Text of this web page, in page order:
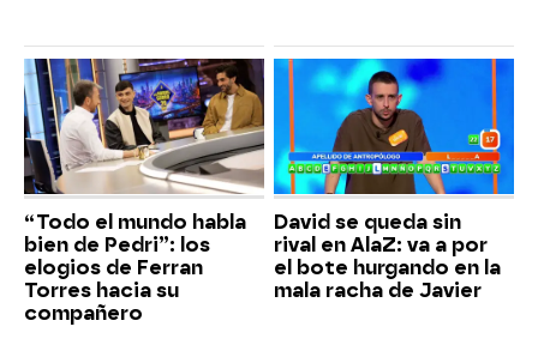
“Todo el mundo habla
bien de Pedri”: los
elogios de Ferran
Torres hacia su
compañero
David se queda sin
rival en AlaZ: va a por
el bote hurgando en la
mala racha de Javier